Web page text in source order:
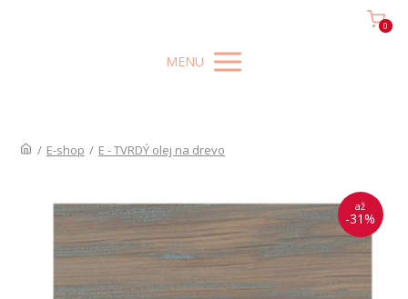
0
MENU
/ E-shop / E - TVRDÝ olej na drevo
až
-31%